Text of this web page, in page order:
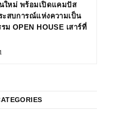
ใหม่ พร้อมเปิดแคมปัส
ะสบการณ์แห่งความเป็น
ม OPEN HOUSE เสาร์ที่